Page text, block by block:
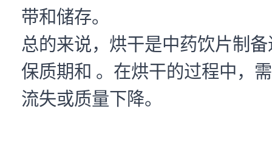
带和储存。
总的来说，烘干是中药饮片制
保质期和 。在烘干的过程中，
流失或质量下降。